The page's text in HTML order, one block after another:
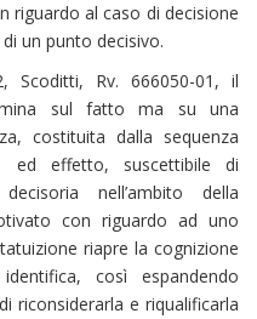
riguardo al caso di decisione
un punto decisivo.
Scoditti, Rv. 666050-01, il
sul fatto ma su una
costituita dalla sequenza
ed effetto, suscettibile di
nell’ambito della
con riguardo ad uno
riapre la cognizione
così espandendo
riconsiderarla e riqualificarla